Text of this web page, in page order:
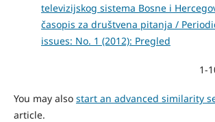
televizijskog sistema Bosne i
časopis za društvena pitanja /
issues: No. 1 (2012): Pregled
1-
You may also start an advanced similarity
article.